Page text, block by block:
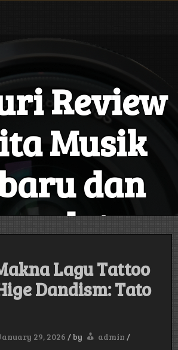
Review
Musik
dan
Lagu Tattoo
Dandism: Tato
29, 2026 /by admin /